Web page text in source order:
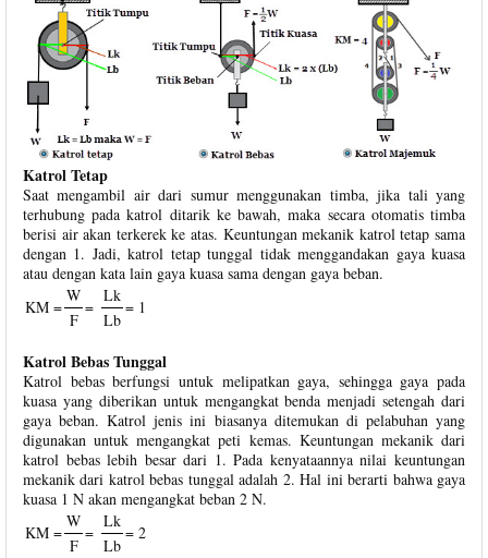
Katrol Tetap
Saat mengambil air dari sumur menggunakan timba, jika tali yang
terhubung pada katrol ditarik ke bawah, maka secara otomatis timba
berisi air akan terkerek ke atas. Keuntungan mekanik katrol tetap sama
dengan 1. Jadi, katrol tetap tunggal tidak menggandakan gaya kuasa
atau dengan kata lain gaya kuasa sama dengan gaya beban.
KM =
W
=
Lk
= 1
F Lb
Katrol Bebas Tunggal
Katrol bebas berfungsi untuk melipatkan gaya, sehingga gaya pada
kuasa yang diberikan untuk mengangkat benda menjadi setengah dari
gaya beban. Katrol jenis ini biasanya ditemukan di pelabuhan yang
digunakan untuk mengangkat peti kemas. Keuntungan mekanik dari
katrol bebas lebih besar dari 1. Pada kenyataannya nilai keuntungan
mekanik dari katrol bebas tunggal adalah 2. Hal ini berarti bahwa gaya
kuasa 1 N akan mengangkat beban 2 N.
KM =
W
=
Lk
= 2
F Lb